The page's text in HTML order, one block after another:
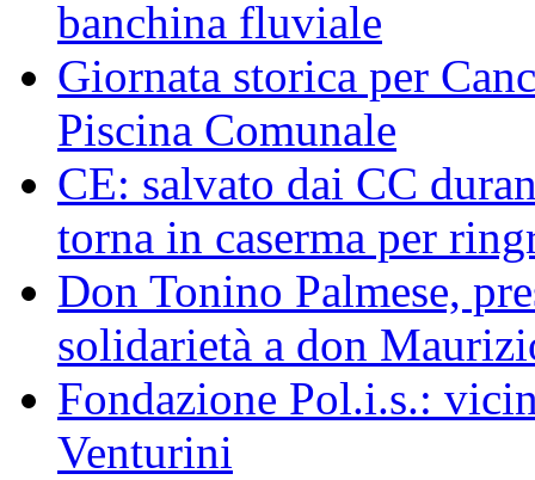
banchina fluviale
Giornata storica per
Piscina Comunale
CE: salvato dai CC
torna in caserma per
Don Tonino Palmese,
solidarietà a don
Fondazione Pol.i.s.:
Venturini